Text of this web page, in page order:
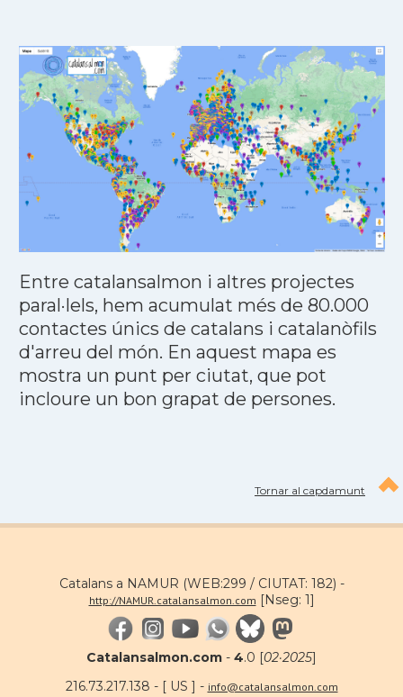
Entre catalansalmon i altres projectes
paral·lels, hem acumulat més de 80.000
contactes únics de catalans i catalanòfils
d'arreu del món. En aquest mapa es
mostra un punt per ciutat, que pot
incloure un bon grapat de persones.
Tornar al capdamunt
Catalans a NAMUR (WEB:299 / CIUTAT: 182) -
http://NAMUR.catalansalmon.com [Nseg: 1]
Catalansalmon.com - 4.0 [02·2025]
216.73.217.138 - [ US ] - info@catalansalmon.com